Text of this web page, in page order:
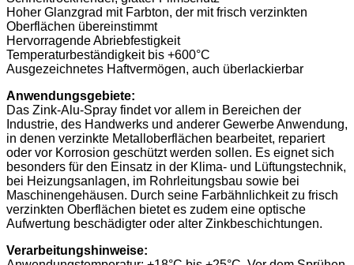
Hoher Glanzgrad mit Farbton, der mit frisch verzinkten
Oberflächen übereinstimmt
Hervorragende Abriebfestigkeit
Temperaturbeständigkeit bis +600°C
Ausgezeichnetes Haftvermögen, auch überlackierbar
Anwendungsgebiete:
Das Zink-Alu-Spray findet vor allem in Bereichen der
Industrie, des Handwerks und anderer Gewerbe Anwendung,
in denen verzinkte Metalloberflächen bearbeitet, repariert
oder vor Korrosion geschützt werden sollen. Es eignet sich
besonders für den Einsatz in der Klima- und Lüftungstechnik,
bei Heizungsanlagen, im Rohrleitungsbau sowie bei
Maschinengehäusen. Durch seine Farbähnlichkeit zu frisch
verzinkten Oberflächen bietet es zudem eine optische
Aufwertung beschädigter oder alter Zinkbeschichtungen.
Verarbeitungshinweise: